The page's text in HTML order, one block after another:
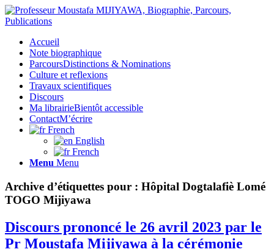
Accueil
Note biographique
ParcoursDistinctions & Nominations
Culture et reflexions
Travaux scientifiques
Discours
Ma librairieBientôt accessible
ContactM’écrire
French
English
French
Menu Menu
Archive d’étiquettes pour : Hôpital Dogtalafiè Lomé
TOGO Mijiyawa
Discours prononcé le 26 avril 2023 par le
Pr Moustafa Mijiyawa à la cérémonie